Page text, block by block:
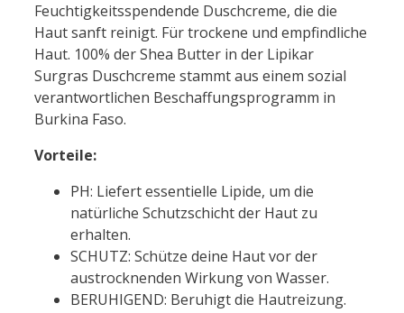
Feuchtigkeitsspendende Duschcreme, die die
Haut sanft reinigt. Für trockene und empfindliche
Haut. 100% der Shea Butter in der Lipikar
Surgras Duschcreme stammt aus einem sozial
verantwortlichen Beschaffungsprogramm in
Burkina Faso.
Vorteile:
PH: Liefert essentielle Lipide, um die
natürliche Schutzschicht der Haut zu
erhalten.
SCHUTZ: Schütze deine Haut vor der
austrocknenden Wirkung von Wasser.
BERUHIGEND: Beruhigt die Hautreizung.